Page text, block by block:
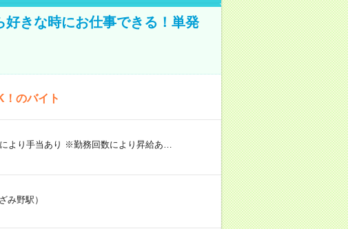
きな時にお仕事できる！単発
のバイト
より手当あり ※勤務回数により昇給あ…
み野駅）